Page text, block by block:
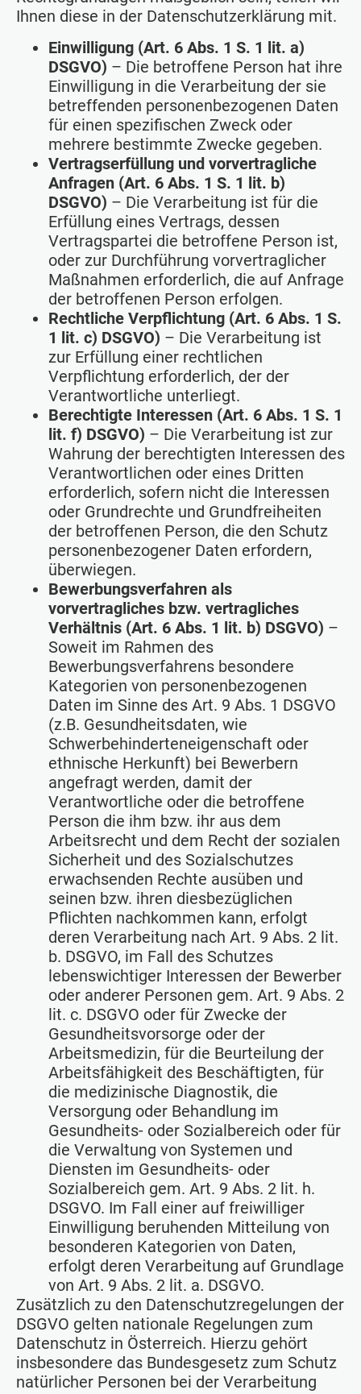
Ihnen diese in der Datenschutzerklärung mit.
Einwilligung (Art. 6 Abs. 1 S. 1 lit. a)
DSGVO) – Die betroffene Person hat ihre
Einwilligung in die Verarbeitung der sie
betreffenden personenbezogenen Daten
für einen spezifischen Zweck oder
mehrere bestimmte Zwecke gegeben.
Vertragserfüllung und vorvertragliche
Anfragen (Art. 6 Abs. 1 S. 1 lit. b)
DSGVO) – Die Verarbeitung ist für die
Erfüllung eines Vertrags, dessen
Vertragspartei die betroffene Person ist,
oder zur Durchführung vorvertraglicher
Maßnahmen erforderlich, die auf Anfrage
der betroffenen Person erfolgen.
Rechtliche Verpflichtung (Art. 6 Abs. 1 S.
1 lit. c) DSGVO) – Die Verarbeitung ist
zur Erfüllung einer rechtlichen
Verpflichtung erforderlich, der der
Verantwortliche unterliegt.
Berechtigte Interessen (Art. 6 Abs. 1 S. 1
lit. f) DSGVO) – Die Verarbeitung ist zur
Wahrung der berechtigten Interessen des
Verantwortlichen oder eines Dritten
erforderlich, sofern nicht die Interessen
oder Grundrechte und Grundfreiheiten
der betroffenen Person, die den Schutz
personenbezogener Daten erfordern,
überwiegen.
Bewerbungsverfahren als
vorvertragliches bzw. vertragliches
Verhältnis (Art. 6 Abs. 1 lit. b) DSGVO) –
Soweit im Rahmen des
Bewerbungsverfahrens besondere
Kategorien von personenbezogenen
Daten im Sinne des Art. 9 Abs. 1 DSGVO
(z.B. Gesundheitsdaten, wie
Schwerbehinderteneigenschaft oder
ethnische Herkunft) bei Bewerbern
angefragt werden, damit der
Verantwortliche oder die betroffene
Person die ihm bzw. ihr aus dem
Arbeitsrecht und dem Recht der sozialen
Sicherheit und des Sozialschutzes
erwachsenden Rechte ausüben und
seinen bzw. ihren diesbezüglichen
Pflichten nachkommen kann, erfolgt
deren Verarbeitung nach Art. 9 Abs. 2 lit.
b. DSGVO, im Fall des Schutzes
lebenswichtiger Interessen der Bewerber
oder anderer Personen gem. Art. 9 Abs. 2
lit. c. DSGVO oder für Zwecke der
Gesundheitsvorsorge oder der
Arbeitsmedizin, für die Beurteilung der
Arbeitsfähigkeit des Beschäftigten, für
die medizinische Diagnostik, die
Versorgung oder Behandlung im
Gesundheits- oder Sozialbereich oder für
die Verwaltung von Systemen und
Diensten im Gesundheits- oder
Sozialbereich gem. Art. 9 Abs. 2 lit. h.
DSGVO. Im Fall einer auf freiwilliger
Einwilligung beruhenden Mitteilung von
besonderen Kategorien von Daten,
erfolgt deren Verarbeitung auf Grundlage
von Art. 9 Abs. 2 lit. a. DSGVO.
Zusätzlich zu den Datenschutzregelungen der
DSGVO gelten nationale Regelungen zum
Datenschutz in Österreich. Hierzu gehört
insbesondere das Bundesgesetz zum Schutz
natürlicher Personen bei der Verarbeitung